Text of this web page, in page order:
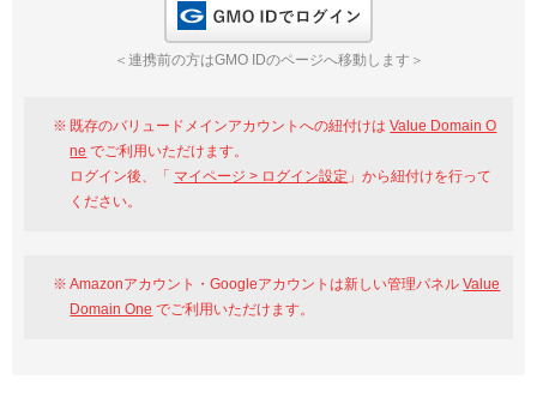
※AmazonはValue Domain Oneのログイン画面へ遷移します
GMO ID
＜連携前の方はGMO IDのページへ移動します＞
既存のバリュードメインアカウントへの紐付けはValue Domain O
ne でご利用いただけます。
ログイン後、「 マイページ > ログイン設定 」から紐付けを行って
ください。
Amazonアカウント・Googleアカウントは新しい管理パネルValue
Domain One でご利用いただけます。